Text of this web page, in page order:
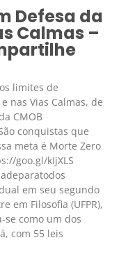
Defesa da
Calmas –
limites de
nas Vias Calmas, de
CMOB
conquistas que
meta é Morte Zero
goo.gl/kIjXLS
em seu segundo
em Filosofia (UFPR),
se como um dos
com 55 leis